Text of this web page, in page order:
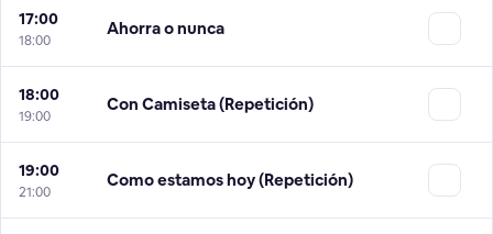
17:00
18:00
Ahorra o nunca
18:00
19:00
Con Camiseta (Repetición)
19:00
21:00
Como estamos hoy (Repetición)